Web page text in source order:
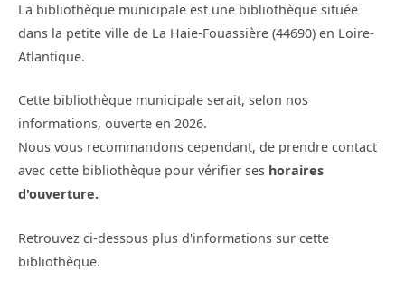
La bibliothèque municipale est une bibliothèque située
dans la petite ville de La Haie-Fouassière (44690) en Loire-
Atlantique.
Cette bibliothèque municipale serait, selon nos
informations, ouverte en 2026.
Nous vous recommandons cependant, de prendre contact
avec cette bibliothèque pour vérifier ses horaires
d'ouverture.
Retrouvez ci-dessous plus d'informations sur cette
bibliothèque.